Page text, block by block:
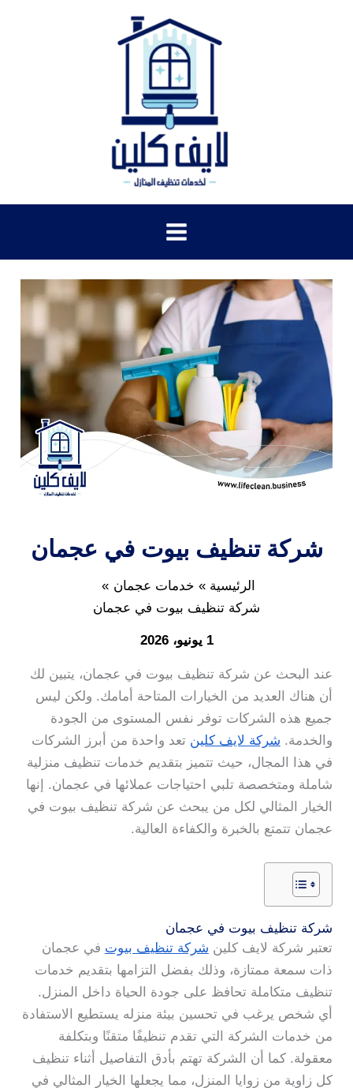
شركة تنظيف بيوت في عجمان
الرئيسية
خدمات عجمان
شركة تنظيف بيوت في عجمان
1 يونيو، 2026
عند البحث عن شركة تنظيف بيوت في عجمان، يتبين لك
أن هناك العديد من الخيارات المتاحة أمامك. ولكن ليس
جميع هذه الشركات توفر نفس المستوى من الجودة
والخدمة. شركة لايف كلين تعد واحدة من أبرز الشركات
في هذا المجال، حيث تتميز بتقديم خدمات تنظيف منزلية
شاملة ومتخصصة تلبي احتياجات عملائها في عجمان. إنها
الخيار المثالي لكل من يبحث عن شركة تنظيف بيوت في
عجمان تتمتع بالخبرة والكفاءة العالية.
شركة تنظيف بيوت في عجمان
تعتبر شركة لايف كلين شركة تنظيف بيوت في عجمان
ذات سمعة ممتازة، وذلك بفضل التزامها بتقديم خدمات
تنظيف متكاملة تحافظ على جودة الحياة داخل المنزل.
أي شخص يرغب في تحسين بيئة منزله يستطيع الاستفادة
من خدمات الشركة التي تقدم تنظيفًا متقنًا وبتكلفة
معقولة. كما أن الشركة تهتم بأدق التفاصيل أثناء تنظيف
كل زاوية من زوايا المنزل، مما يجعلها الخيار المثالي في